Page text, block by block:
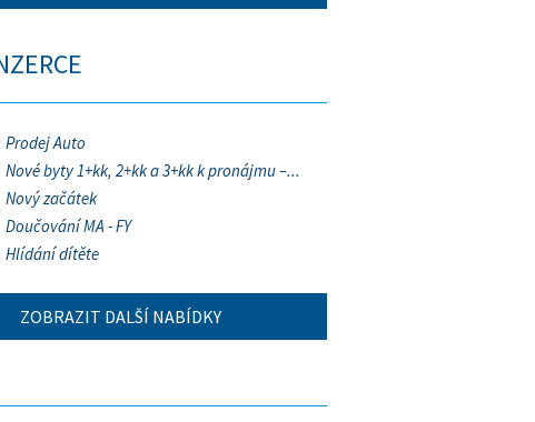
Prodej Auto
Nové byty 1+kk, 2+kk a 3+kk k pronájmu –...
Nový začátek
Doučování MA - FY
Hlídání dítěte
ZOBRAZIT DALŠÍ NABÍDKY